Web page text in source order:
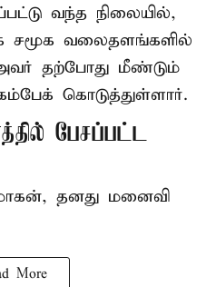
வந்த நிலையில்,
சமூக வலைதளங்களில்
அவர் தற்போது மீண்டும்
கொடுத்துள்ளார்.
பேசப்பட்ட
தனது மனைவி
More